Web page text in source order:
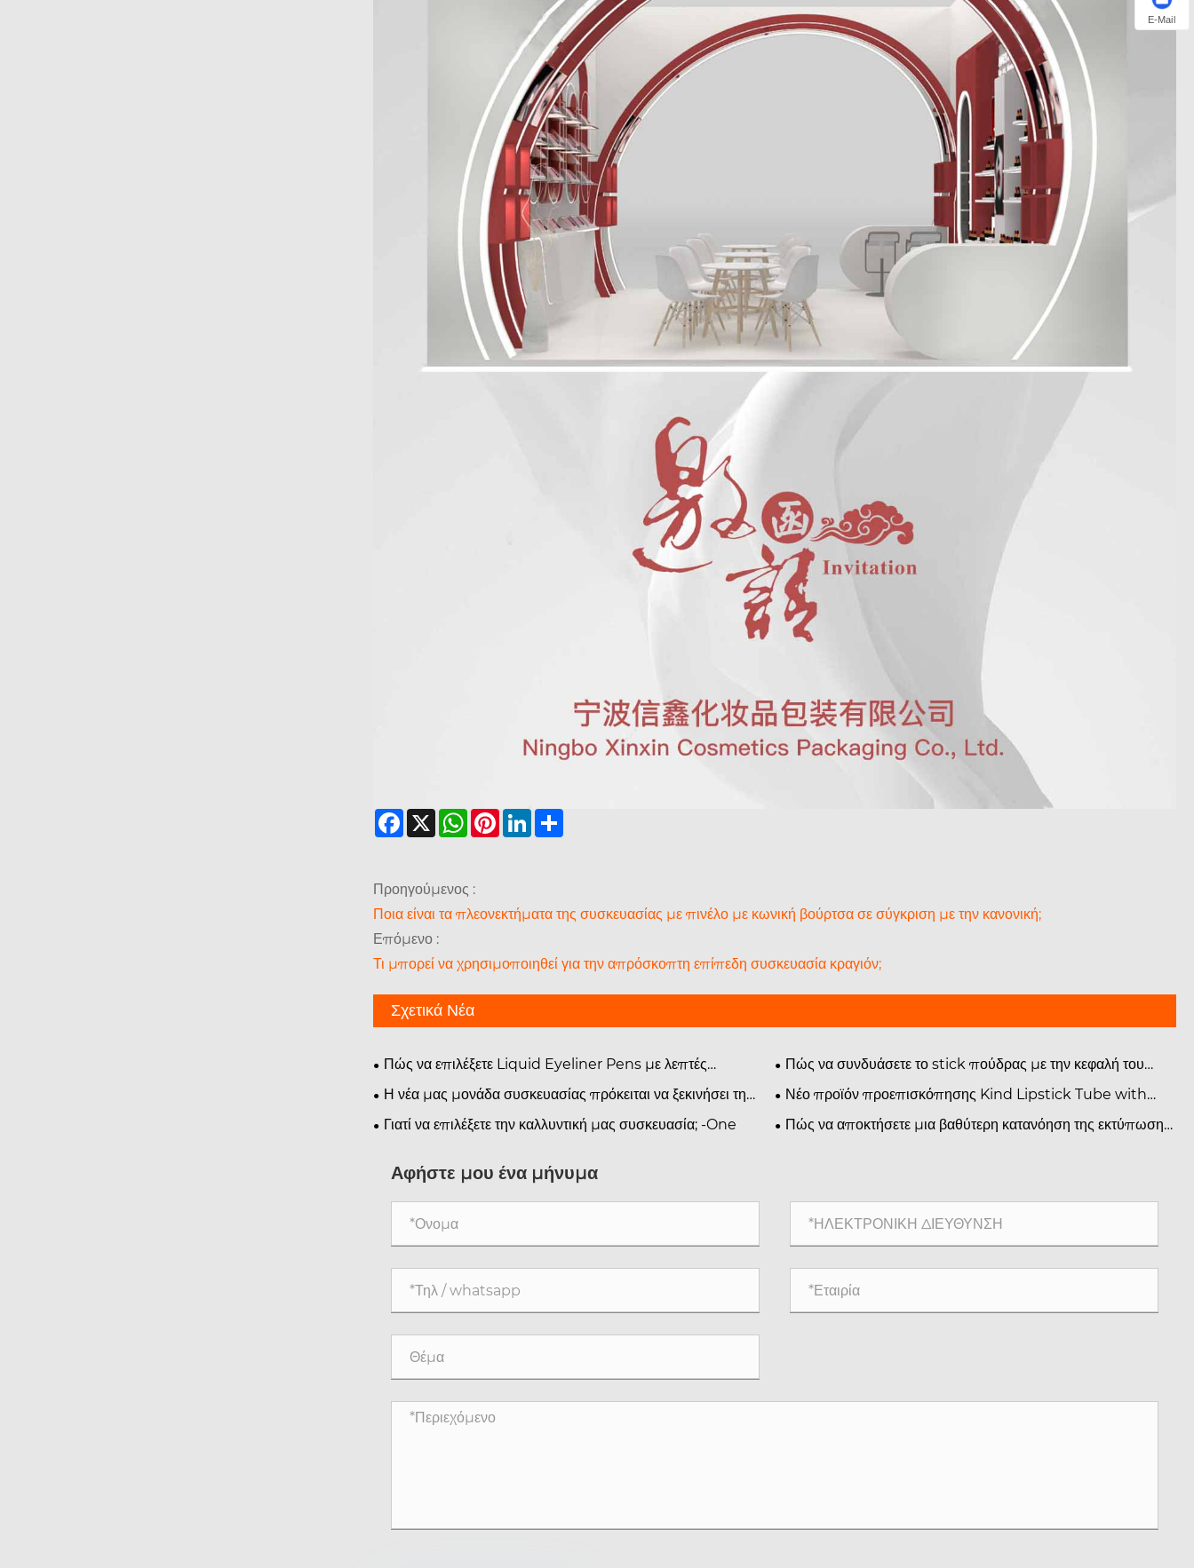
Facebook
X WhatsApp
PinterestLinkedIn
Προηγούμενος :
Ποια είναι τα πλεονεκτήματα της συσκευασίας με πινέλο με κωνική βούρτσα σε σύγκριση με την κανονική;
Επόμενο :
Τι μπορεί να χρησιμοποιηθεί για την απρόσκοπτη επίπεδη συσκευασία κραγιόν;
Σχετικά Νέα
Πώς να επιλέξετε Liquid Eyeliner Pens με λεπτές
συμβουλές βούρτσας;
Πώς να συνδυάσετε το stick πούδρας με την κεφαλή του
πινέλου για μέγιστη απόδοση;
Η νέα μας μονάδα συσκευασίας πρόκειται να ξεκινήσει τη
λειτουργία της.
Νέο προϊόν προεπισκόπησης Kind Lipstick Tube with
Brush-Tip Powder Stick Packaging
Γιατί να επιλέξετε την καλλυντική μας συσκευασία; -One
Πώς να αποκτήσετε μια βαθύτερη κατανόηση της εκτύπωσης
Αφήστε μου ένα μήνυμα
E-Mail